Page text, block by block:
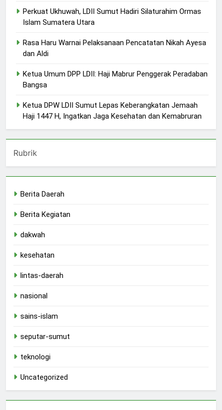
Perkuat Ukhuwah, LDII Sumut Hadiri Silaturahim Ormas
Islam Sumatera Utara
Rasa Haru Warnai Pelaksanaan Pencatatan Nikah Ayesa
dan Aldi
Ketua Umum DPP LDII: Haji Mabrur Penggerak Peradaban
Bangsa
Ketua DPW LDII Sumut Lepas Keberangkatan Jemaah
Haji 1447 H, Ingatkan Jaga Kesehatan dan Kemabruran
Rubrik
Berita Daerah
Berita Kegiatan
dakwah
kesehatan
lintas-daerah
nasional
sains-islam
seputar-sumut
teknologi
Uncategorized